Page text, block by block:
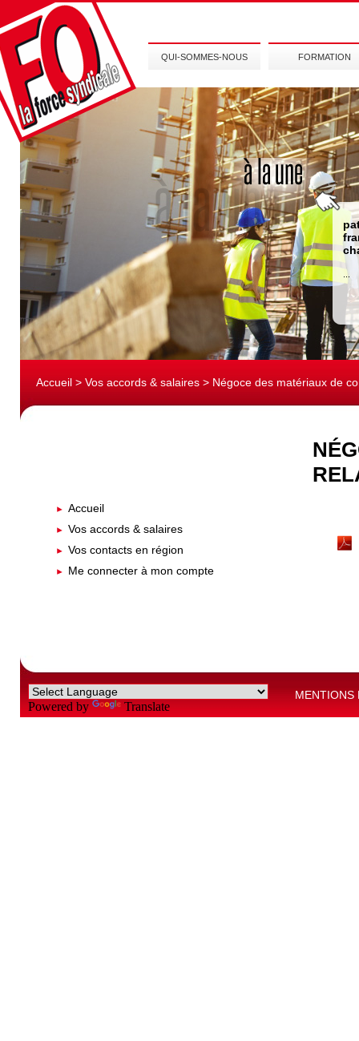
QUI-SOMMES-NOUS FORMATION
...
Accueil > Vos accords & salaires > Négoce des matériaux de
Accueil
Vos accords & salaires
Vos contacts en région
Me connecter à mon compte
Powered by Translate
MENTIONS